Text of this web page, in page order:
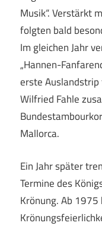
Musik“. Verstärkt
folgten bald
Im gleichen Jahr
„Hannen-
erste
Wilfried Fahle
Mallorca.
Ein Jahr später
Termine des
Krönung. Ab